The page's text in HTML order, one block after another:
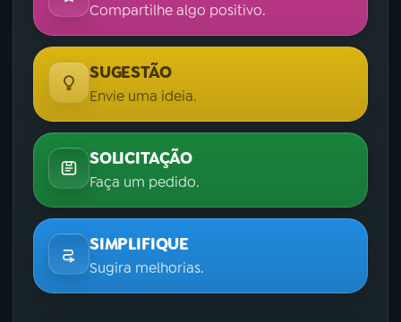
Compartilhe algo positivo.
SUGESTÃO
Envie uma ideia.
SOLICITAÇÃO
Faça um pedido.
SIMPLIFIQUE
Sugira melhorias.